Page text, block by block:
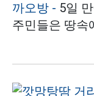
까오방 - 5일
주민들은 땅속